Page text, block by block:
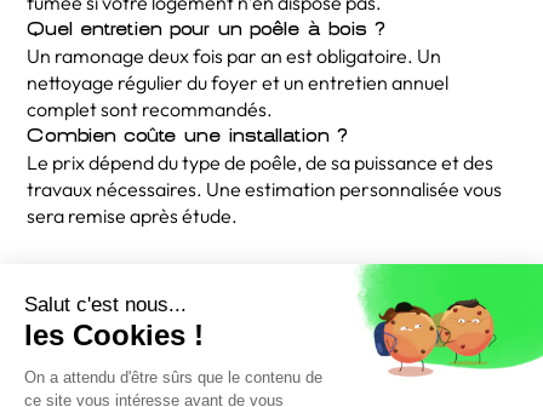
Quel entretien pour un poêle à bois ?
Un ramonage deux fois par an est obligatoire. Un
nettoyage régulier du foyer et un entretien annuel
complet sont recommandés.
Combien coûte une installation ?
Le prix dépend du type de poêle, de sa puissance et des
travaux nécessaires. Une estimation personnalisée vous
sera remise après étude.